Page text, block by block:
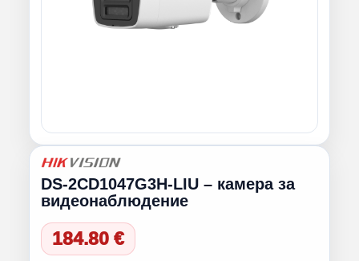
DS-2CD1047G3H-LIU – камера за
видеонаблюдение
184.80 €